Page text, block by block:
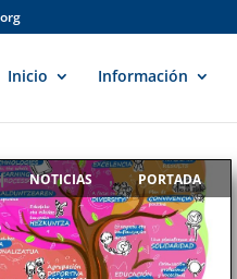
Inicio Información
| NOTICIAS , PORTADA